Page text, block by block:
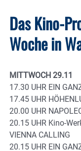
Das Kino-
Woche in
MITTWOCH 29.11
17.30 UHR EIN
17.45 UHR
20.00 UHR
20.15 UHR Kino-
VIENNA CALLING
20.15 UHR EIN